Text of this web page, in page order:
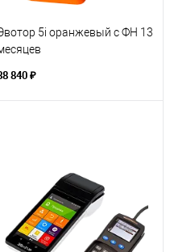
5i оранжевый с ФН 13
840 ₽